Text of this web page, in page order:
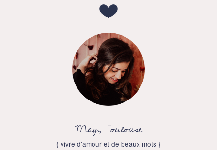
May, Toulouse
{ vivre d'amour et de beaux mots }